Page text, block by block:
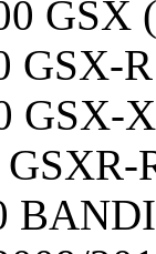
GSX
GSX-
GSX-